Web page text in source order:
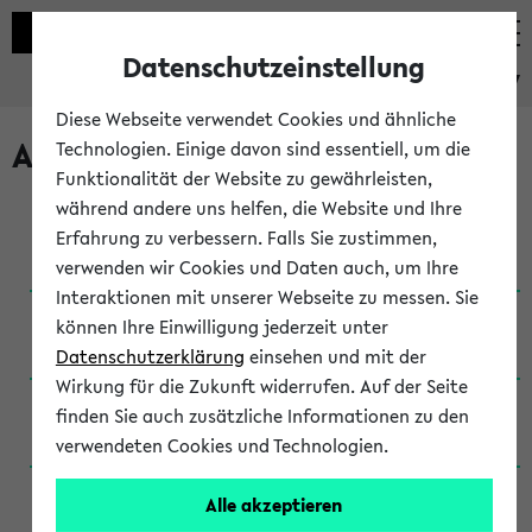
eKVV
Archivierte Studiengänge
Anglistik: British and American Studies / B.A.
(Einschreibung bis WiSe 16/17)
Anglistik: British and American Studies / B.A.
(Einschreibung bis SoSe 2015)
Anglistik: British and American Studies / B.A.
(Einschreibung bis SoSe 2013)
Anglistik: British and American Studies / Ba
(Einschreibung bis SoSe 2011)
Datenschutzeinstellung
Diese Webseite verwendet Cookies und ähnliche
Technologien. Einige davon sind essentiell, um die
Funktionalität der Website zu gewährleisten,
während andere uns helfen, die Website und Ihre
Erfahrung zu verbessern. Falls Sie zustimmen,
verwenden wir Cookies und Daten auch, um Ihre
Interaktionen mit unserer Webseite zu messen. Sie
können Ihre Einwilligung jederzeit unter
Datenschutzerklärung einsehen und mit der
Wirkung für die Zukunft widerrufen. Auf der Seite
finden Sie auch zusätzliche Informationen zu den
verwendeten Cookies und Technologien.
Alle akzeptieren